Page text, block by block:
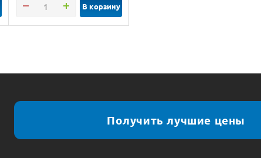
В корзину
Получить лучшие цены